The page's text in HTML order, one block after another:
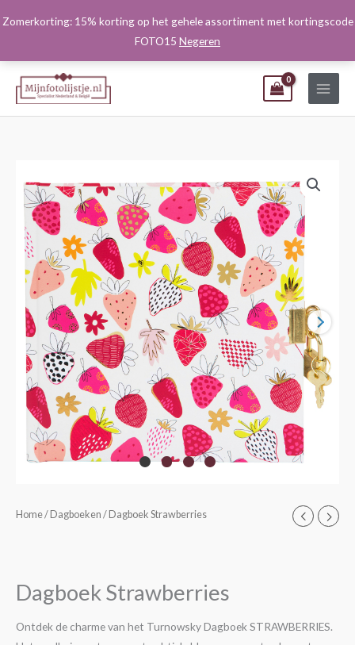
Zomerkorting: 15% korting op het gehele assortiment met kortingscode
FOTO15 Negeren
naar
Home/ Dagboeken / Dagboek Strawberries
Dagboek Strawberries
Ontdek de charme van het Turnowsky Dagboek STRAWBERRIES.
Dagboek